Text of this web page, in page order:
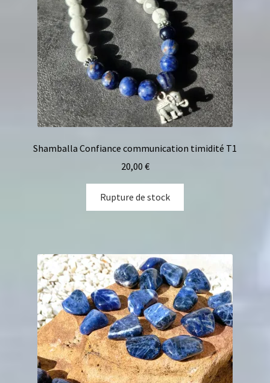
Shamballa Confiance communication timidité T1
20,00 €
Rupture de stock